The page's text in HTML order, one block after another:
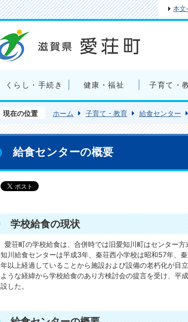
本文
くらし・手続き 健康・福祉 子育て・
現在の位置 ホーム 子育て・教育 給食センター
給食センターの概要
学校給食の現状
愛荘町の学校給食は、合併時では旧愛知川町はセンター
知川給食センターは平成3年、秦荘西小学校は昭和57年、
年以上経過していることから施設および設備の老朽化が目
ような経緯から学校給食のあり方検討会の提言を受け、
設した。